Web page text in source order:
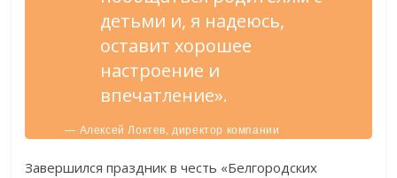
детьми и, я надеюсь,
оставит хорошее
настроение и
впечатление».
— Алексей Локтев, директор компании
«Белгородские корма».
Завершился праздник в честь «Белгородских